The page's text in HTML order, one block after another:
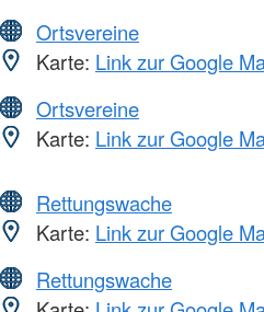
Ortsvereine
Karte: Link zur Google
Ortsvereine
Karte: Link zur Google
Rettungswache
Karte: Link zur Google
Rettungswache